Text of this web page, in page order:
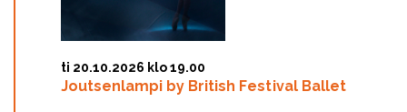
ti 20.10.2026 klo 19.00
Joutsenlampi by British Festival Ballet